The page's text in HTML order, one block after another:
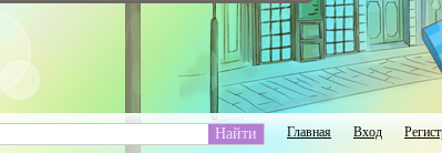
Главная Вход